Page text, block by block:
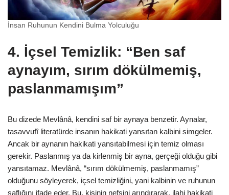
İnsan Ruhunun Kendini Bulma Yolculuğu
4. İçsel Temizlik: “Ben saf
aynayım, sırım dökülmemiş,
paslanmamışım”
Bu dizede Mevlânâ, kendini saf bir aynaya benzetir. Aynalar,
tasavvufî literatürde insanın hakikati yansıtan kalbini simgeler.
Ancak bir aynanın hakikati yansıtabilmesi için temiz olması
gerekir. Paslanmış ya da kirlenmiş bir ayna, gerçeği olduğu gibi
yansıtamaz. Mevlânâ, “sırım dökülmemiş, paslanmamış”
olduğunu söyleyerek, içsel temizliğini, yani kalbinin ve ruhunun
saflığını ifade eder. Bu, kişinin nefsini arındırarak, ilahi hakikati